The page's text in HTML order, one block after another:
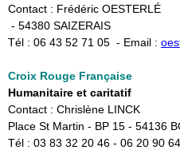
Contact : Frédéric OESTERLÉ
- 54380 SAIZERAIS
Tél : 06 43 52 71 05 - Email :
Croix Rouge Française
Humanitaire et caritatif
Contact : Chrislène LINCK
Place St Martin - BP 15 - 54136
Tél : 03 83 32 20 46 - 06 20 90